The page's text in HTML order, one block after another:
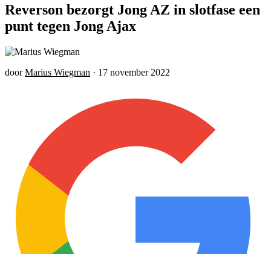
Reverson bezorgt Jong AZ in slotfase een
punt tegen Jong Ajax
door Marius Wiegman · 17 november 2022